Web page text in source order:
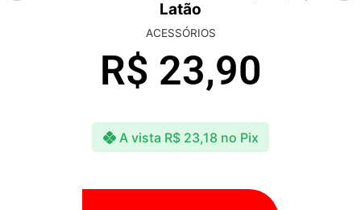
Latão
ACESSÓRIOS
R$ 23,90
A vista R$23,18 no Pix